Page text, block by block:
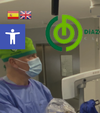
Abrir barra de herramientas